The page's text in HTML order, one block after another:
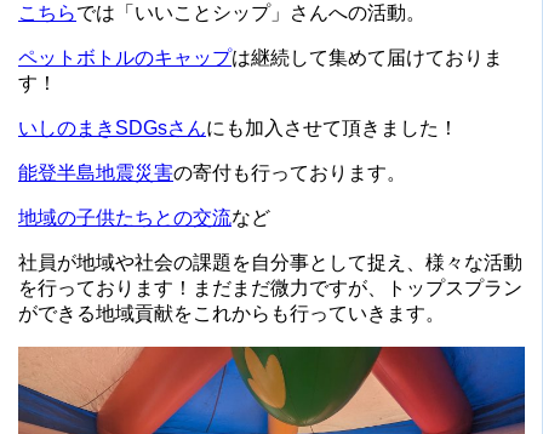
こちらでは「いいことシップ」さんへの活動。
ペットボトルのキャップは継続して集めて届けておりま
す！
いしのまきSDGsさんにも加入させて頂きました！
能登半島地震災害の寄付も行っております。
地域の子供たちとの交流など
社員が地域や社会の課題を自分事として捉え、様々な活動
を行っております！まだまだ微力ですが、トップスプラン
ができる地域貢献をこれからも行っていきます。